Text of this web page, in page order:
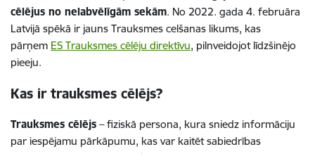
cēlējus no nelabvēlīgām sekām. No 2022. gada 4. februāra
Latvijā spēkā ir jauns Trauksmes celšanas likums, kas
pārņem ES Trauksmes cēlēju direktīvu, pilnveidojot līdzšinējo
pieeju.
Kas ir trauksmes cēlējs?
Trauksmes cēlējs – fiziskā persona, kura sniedz informāciju
par iespējamu pārkāpumu, kas var kaitēt sabiedrības